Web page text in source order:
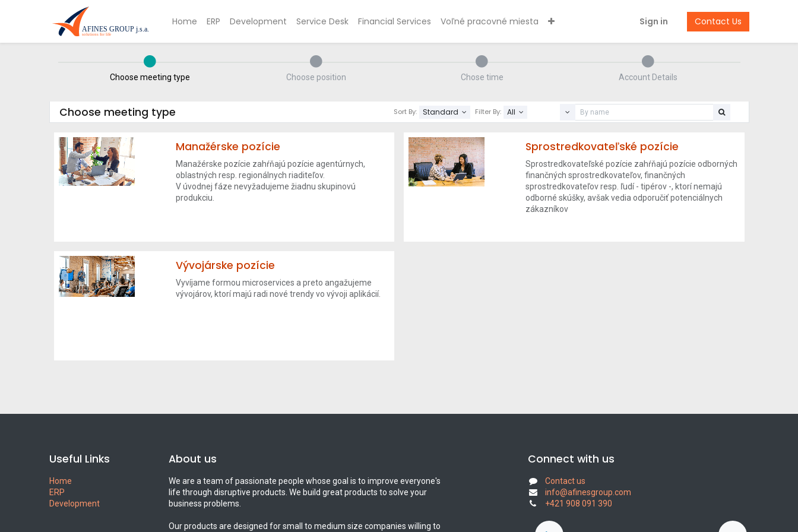
Home ERP Development Service Desk Financial Services Voľné pracovné miesta Sign in Contact Us
Choose meeting type Choose position Chose time Account Details
Choose meeting type Sort By: Standard Filter By: All
Manažérske pozície
Manažérske pozície zahŕňajú pozície agentúrnych,
oblastných resp. regionálnych riaditeľov.
V úvodnej fáze nevyžadujeme žiadnu skupinovú
produkciu.
Sprostredkovateľské pozície
Sprostredkovateľské pozície zahŕňajú pozície odborných
finančných sprostredkovateľov, finančných
sprostredkovateľov resp. ľudí - tipérov -, ktorí nemajú
odborné skúšky, avšak vedia odporučiť potenciálnych
zákazníkov
Vývojárske pozície
Vyvíjame formou microservices a preto angažujeme
vývojárov, ktorí majú radi nové trendy vo vývoji aplikácií.
Useful Links
Home
ERP
Development
About us
We are a team of passionate people whose goal is to improve everyone's
life through disruptive products. We build great products to solve your
business problems.
Our products are designed for small to medium size companies willing to
Connect with us
Contact us
info@afinesgroup.com
+421 908 091 390